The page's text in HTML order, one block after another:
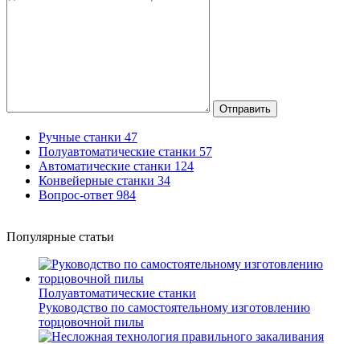
Отправить
Ручные станки 47
Полуавтоматические станки 57
Автоматические станки 124
Конвейерные станки 34
Вопрос-ответ 984
Популярные статьи
Полуавтоматические станки
Руководство по самостоятельному изготовлению
торцовочной пилы